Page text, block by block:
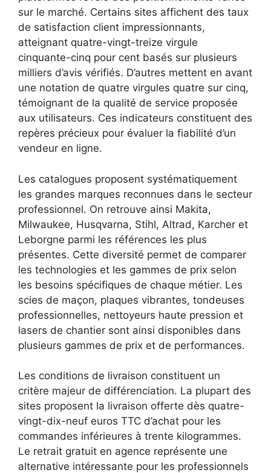
sur le marché. Certains sites affichent des taux
de satisfaction client impressionnants,
atteignant quatre-vingt-treize virgule
cinquante-cinq pour cent basés sur plusieurs
milliers d’avis vérifiés. D’autres mettent en avant
une notation de quatre virgules quatre sur cinq,
témoignant de la qualité de service proposée
aux utilisateurs. Ces indicateurs constituent des
repères précieux pour évaluer la fiabilité d’un
vendeur en ligne.
Les catalogues proposent systématiquement
les grandes marques reconnues dans le secteur
professionnel. On retrouve ainsi Makita,
Milwaukee, Husqvarna, Stihl, Altrad, Karcher et
Leborgne parmi les références les plus
présentes. Cette diversité permet de comparer
les technologies et les gammes de prix selon
les besoins spécifiques de chaque métier. Les
scies de maçon, plaques vibrantes, tondeuses
professionnelles, nettoyeurs haute pression et
lasers de chantier sont ainsi disponibles dans
plusieurs gammes de prix et de performances.
Les conditions de livraison constituent un
critère majeur de différenciation. La plupart des
sites proposent la livraison offerte dès quatre-
vingt-dix-neuf euros TTC d’achat pour les
commandes inférieures à trente kilogrammes.
Le retrait gratuit en agence représente une
alternative intéressante pour les professionnels